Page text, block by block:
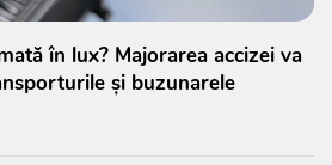
în lux? Majorarea accizei va
și buzunarele